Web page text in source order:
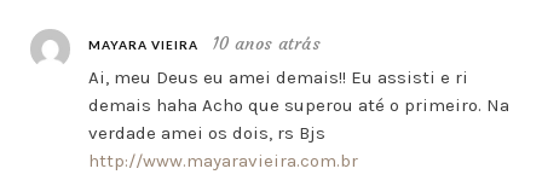
MAYARA VIEIRA
10 anos atrás
Ai, meu Deus eu amei demais!! Eu assisti e ri
demais haha Acho que superou até o primeiro. Na
verdade amei os dois, rs Bjs
http://www.mayaravieira.com.br